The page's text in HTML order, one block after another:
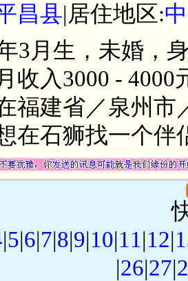
昌县|居住地区:
3月生，未婚，
收入3000 -
福建省／泉州市
在石狮找一个伴
|5|6|7|8|9|10|11|12|
|26|27|